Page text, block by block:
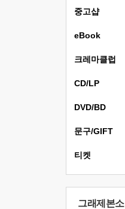
중고샵
eBook
크레마클럽
CD/LP
DVD/BD
문구/GIFT
티켓
그래제본소